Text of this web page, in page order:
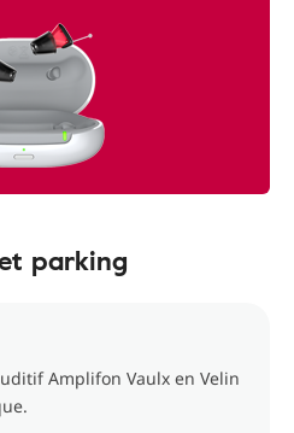
parking
Amplifon Vaulx en Velin